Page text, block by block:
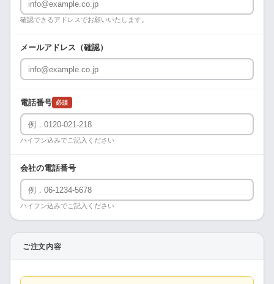
確認できるアドレスでお願いいたします。
メールアドレス（確認）
電話番号 必須
ハイフン込みでご記入ください
会社の電話番号
ハイフン込みでご記入ください
ご注文内容